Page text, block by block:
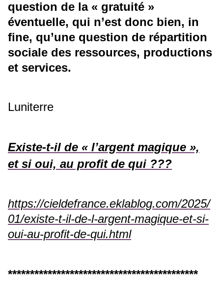
question de la « gratuité »
éventuelle, qui n’est donc bien, in
fine, qu’une question de répartition
sociale des ressources, productions
et services.
Luniterre
Existe-t-il de « l’argent magique »,
et si oui, au profit de qui ???
https://cieldefrance.eklablog.com/2025/
01/existe-t-il-de-l-argent-magique-et-si-
oui-au-profit-de-qui.html
*******************************************